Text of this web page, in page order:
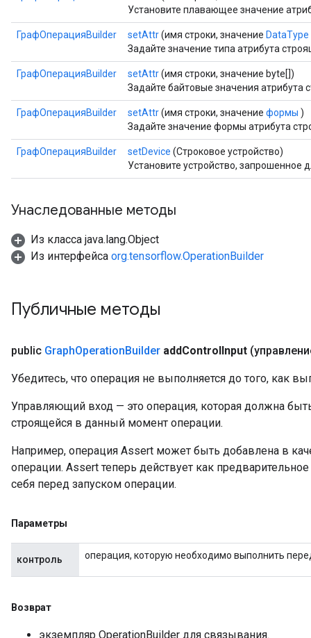
Установите плавающее значение
ГрафОперацияBuilder setAttr(имя строки, значение DataType
Задайте значение типа атрибута
ГрафОперацияBuilder setAttr(имя строки, значение byte[])
Задайте байтовые значения атрибута
ГрафОперацияBuilder setAttr(имя строки, значение формы )
Задайте значение формы атрибута
ГрафОперацияBuilder setDevice (Строковое устройство)
Установите устройство,
Унаследованные методы
Из класса java.lang.Object
Из интерфейса org.tensorflow.OperationBuilder
Публичные методы
public GraphOperationBuilder addControlInput
Убедитесь, что операция не выполняется до того, как
Управляющий вход — это операция, которая должна
строящейся в данный момент операции.
Например, операция Assert может быть добавлена ​​в
операции. Assert теперь действует как
себя перед запуском операции.
Параметры
контроль операция, которую необходимо выполнить
Возврат
экземпляр OperationBuilder для связывания.